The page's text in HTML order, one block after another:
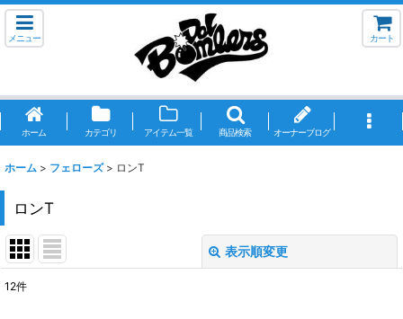
メニュー カート
ホーム カテゴリ アイテム一覧 商品検索 オーナーブログ
ホーム > フェローズ > ロンT
ロンT
表示順変更
12件